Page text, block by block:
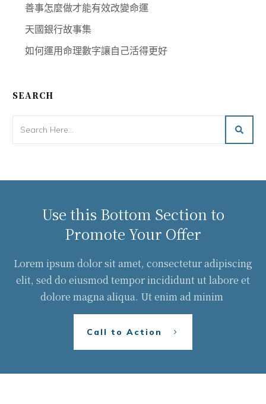
善事怎麼做才能有效改變命運
天國銀行故事集
如何運用命理數字讓自己活得更好
SEARCH
Use this Bottom Section to
Promote Your Offer
Lorem ipsum dolor sit amet, consectetur adipiscing
elit, sed do eiusmod tempor incididunt ut labore et
dolore magna aliqua. Ut enim ad minim
Call to Action